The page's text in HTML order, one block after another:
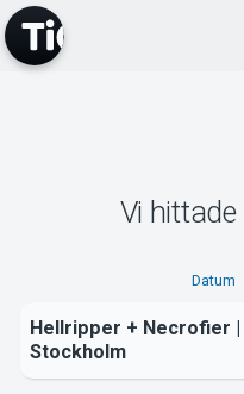
Vi hittade
Datum
Hellripper + Necrofier |
Stockholm